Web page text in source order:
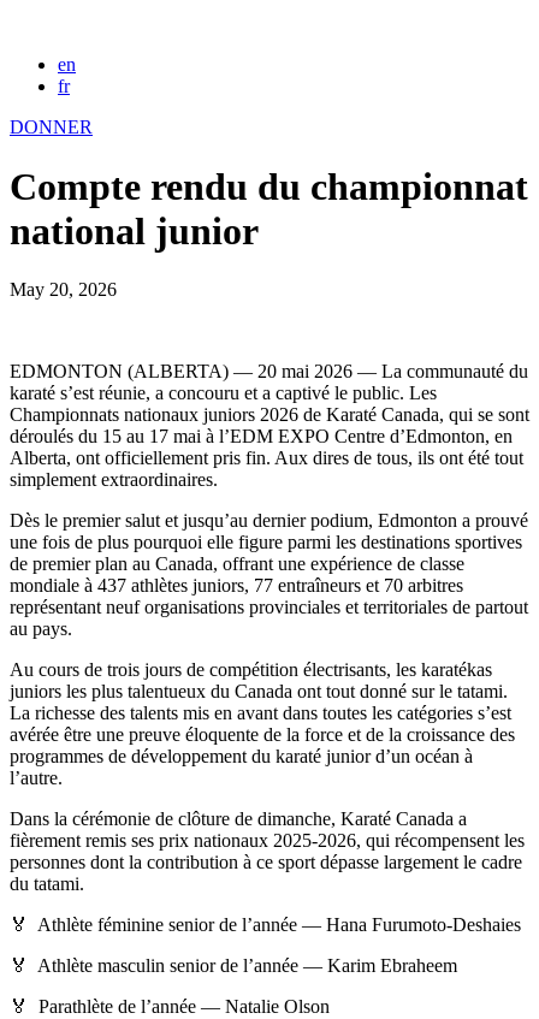
en
fr
DONNER
Compte rendu du championnat
national junior
May 20, 2026
EDMONTON (ALBERTA) — 20 mai 2026 — La communauté du
karaté s’est réunie, a concouru et a captivé le public. Les
Championnats nationaux juniors 2026 de Karaté Canada, qui se sont
déroulés du 15 au 17 mai à l’EDM EXPO Centre d’Edmonton, en
Alberta, ont officiellement pris fin. Aux dires de tous, ils ont été tout
simplement extraordinaires.
Dès le premier salut et jusqu’au dernier podium, Edmonton a prouvé
une fois de plus pourquoi elle figure parmi les destinations sportives
de premier plan au Canada, offrant une expérience de classe
mondiale à 437 athlètes juniors, 77 entraîneurs et 70 arbitres
représentant neuf organisations provinciales et territoriales de partout
au pays.
Au cours de trois jours de compétition électrisants, les karatékas
juniors les plus talentueux du Canada ont tout donné sur le tatami.
La richesse des talents mis en avant dans toutes les catégories s’est
avérée être une preuve éloquente de la force et de la croissance des
programmes de développement du karaté junior d’un océan à
l’autre.
Dans la cérémonie de clôture de dimanche, Karaté Canada a
fièrement remis ses prix nationaux 2025-2026, qui récompensent les
personnes dont la contribution à ce sport dépasse largement le cadre
du tatami.
🏅 Athlète féminine senior de l’année — Hana Furumoto-Deshaies
🏅 Athlète masculin senior de l’année — Karim Ebraheem
🏅 Parathlète de l’année — Natalie Olson